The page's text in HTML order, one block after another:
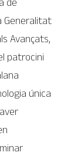
Generalitat
Avançats,
patrocini
única